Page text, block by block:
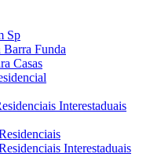
Sp
Barra Funda
Casas
Interestaduais
Interestaduais